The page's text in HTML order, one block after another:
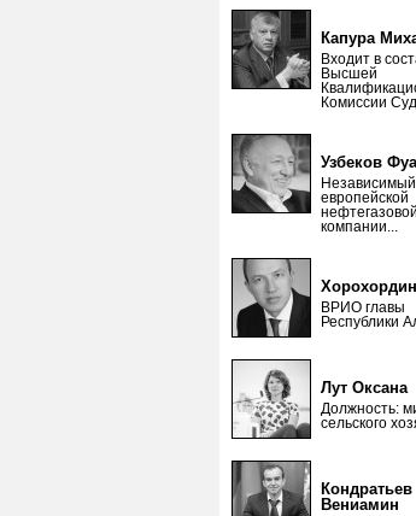
Капура
Входит в
Высшей
Комиссии
Узбеков
европейской
нефтегазовой
компании...
ВРИО главы
Республики
Лут Оксана
Должность:
сельского
Кондратьев
Вениамин